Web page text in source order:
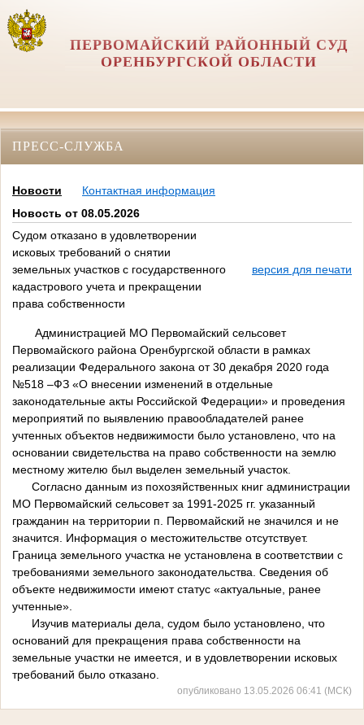
ПЕРВОМАЙСКИЙ РАЙОННЫЙ СУД
ОРЕНБУРГСКОЙ ОБЛАСТИ
ПРЕСС-СЛУЖБА
Новости
Контактная информация
Новость от 08.05.2026
Судом отказано в удовлетворении
исковых требований о снятии
земельных участков с государственного
кадастрового учета и прекращении
права собственности
версия для печати
Администрацией МО Первомайский сельсовет
Первомайского района Оренбургской области в рамках
реализации Федерального закона от 30 декабря 2020 года
№518 –ФЗ «О внесении изменений в отдельные
законодательные акты Российской Федерации» и проведения
мероприятий по выявлению правообладателей ранее
учтенных объектов недвижимости было установлено, что на
основании свидетельства на право собственности на землю
местному жителю был выделен земельный участок.
Согласно данным из похозяйственных книг администрации
МО Первомайский сельсовет за 1991-2025 гг. указанный
гражданин на территории п. Первомайский не значился и не
значится. Информация о местожительстве отсутствует.
Граница земельного участка не установлена в соответствии с
требованиями земельного законодательства. Сведения об
объекте недвижимости имеют статус «актуальные, ранее
учтенные».
Изучив материалы дела, судом было установлено, что
оснований для прекращения права собственности на
земельные участки не имеется, и в удовлетворении исковых
требований было отказано.
опубликовано 13.05.2026 06:41 (МСК)